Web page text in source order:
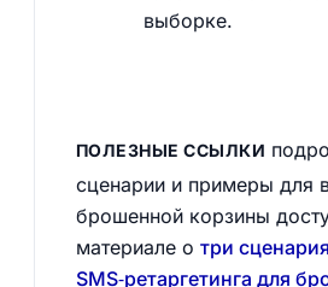
выборке.
ПОЛЕЗНЫЕ ССЫЛКИ
сценарии и примеры для
брошенной корзины
материале о три сценария
SMS‑ретаргетинга для